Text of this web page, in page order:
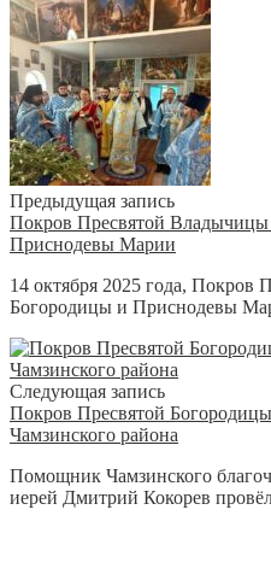
Предыдущая запись
Покров Пресвятой
Приснодевы Марии
14 октября 2025 года,
Богородицы и Приснодевы
Следующая запись
Покров Пресвятой
Чамзинского района
Помощник Чамзинского
иерей Дмитрий Кокорев